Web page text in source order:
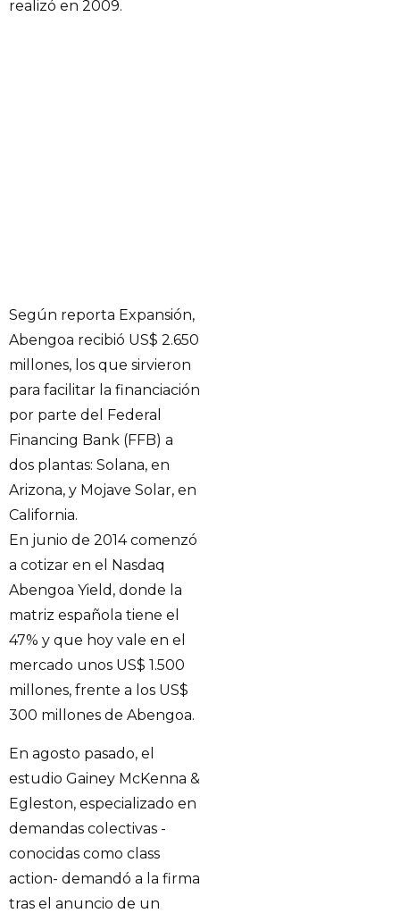
realizó en 2009.
Según reporta Expansión,
Abengoa recibió US$ 2.650
millones, los que sirvieron
para facilitar la financiación
por parte del Federal
Financing Bank (FFB) a
dos plantas: Solana, en
Arizona, y Mojave Solar, en
California.
En junio de 2014 comenzó
a cotizar en el Nasdaq
Abengoa Yield, donde la
matriz española tiene el
47% y que hoy vale en el
mercado unos US$ 1.500
millones, frente a los US$
300 millones de Abengoa.
En agosto pasado, el
estudio Gainey McKenna &
Egleston, especializado en
demandas colectivas -
conocidas como class
action- demandó a la firma
tras el anuncio de un